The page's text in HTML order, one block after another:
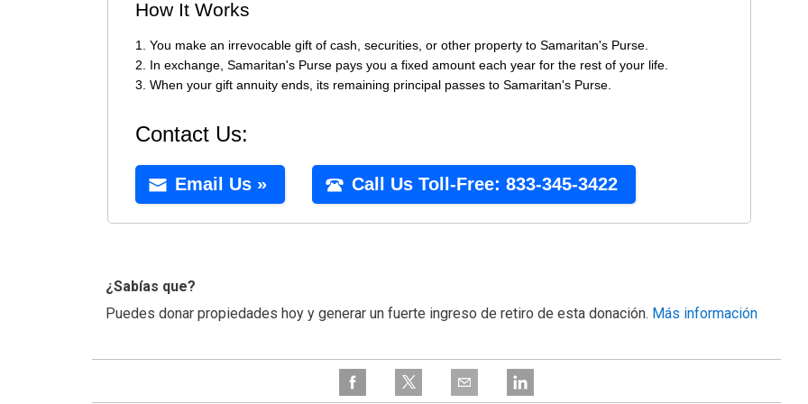
¿Sabías que?
Puedes donar propiedades hoy y generar un fuerte ingreso de retiro de esta donación. Más información